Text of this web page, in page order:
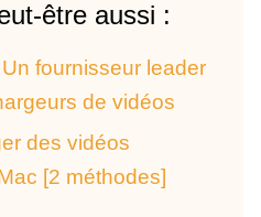
être aussi :
fournisseur leader
de vidéos
des vidéos
[2 méthodes]